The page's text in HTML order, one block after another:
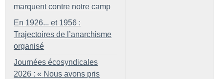
marquent contre notre camp
En 1926... et 1956 :
Trajectoires de l’anarchisme
organisé
Journées écosyndicales
2026 : « Nous avons pris